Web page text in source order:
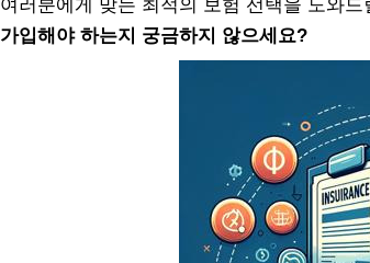
여러분에게 맞는 최적의 보험 선택을 도와드
가입해야 하는지 궁금하지 않으세요?